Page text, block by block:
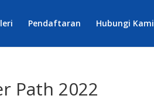
Pendaftaran Hubungi Kami
Path 2022